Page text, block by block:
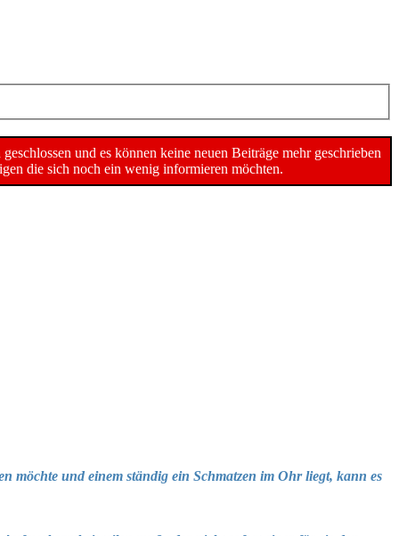
und es können keine neuen Beiträge mehr geschrieben
die sich noch ein wenig informieren möchten.
möchte und einem ständig ein Schmatzen im Ohr liegt, kann es